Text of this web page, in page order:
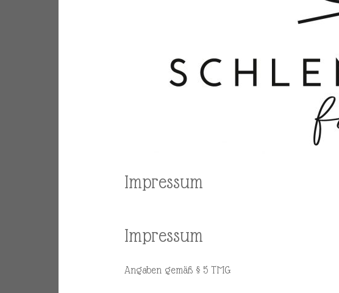
Impressum
Impressum
Angaben gemäß § 5 TMG